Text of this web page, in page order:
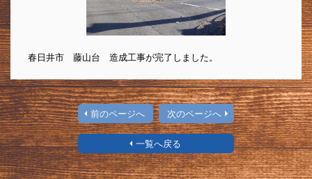
春日井市 藤山台 造成工事が完了しました。
前のページへ 次のページへ
一覧へ戻る